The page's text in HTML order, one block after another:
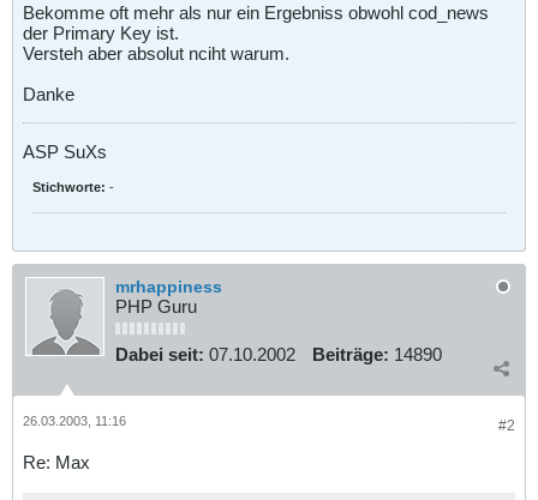
Bekomme oft mehr als nur ein Ergebniss obwohl cod_news
der Primary Key ist.
Versteh aber absolut nciht warum.
Danke
ASP SuXs
Stichworte: -
mrhappiness
PHP Guru
Dabei seit: 07.10.2002 Beiträge: 14890
#2
26.03.2003, 11:16
Re: Max